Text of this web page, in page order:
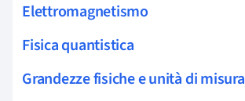
Elettromagnetismo
Fisica quantistica
Grandezze fisiche e unità di misura